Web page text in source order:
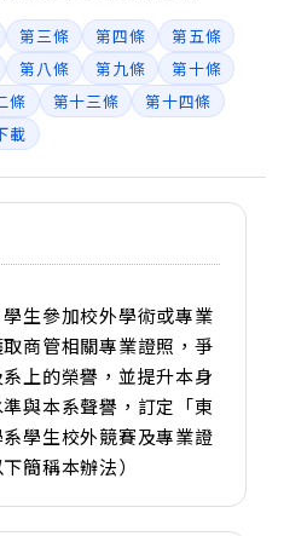
第三條 第四條
第五條
第八條 第九條
第十條
條 第十三條
第十四條
載
生參加校外學術或專業
商管相關專業證照，爭
上的榮譽，並提升本身
與本系聲譽，訂定「東
學生校外競賽及專業證
簡稱本辦法）